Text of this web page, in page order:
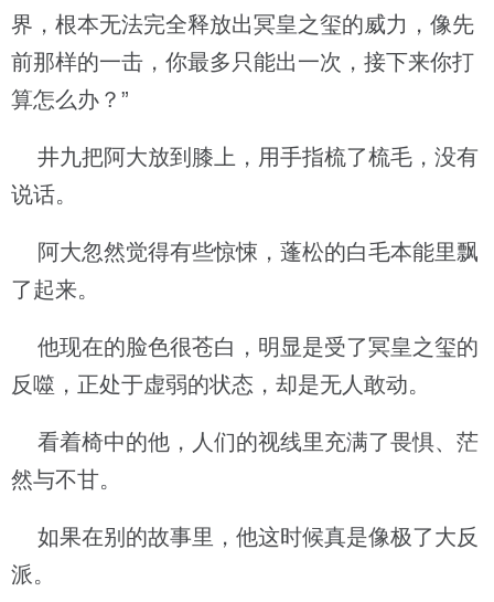
界，根本无法完全释放出冥皇之玺的威力，像先
前那样的一击，你最多只能出一次，接下来你打
算怎么办？”
井九把阿大放到膝上，用手指梳了梳毛，没有
说话。
阿大忽然觉得有些惊悚，蓬松的白毛本能里飘
了起来。
他现在的脸色很苍白，明显是受了冥皇之玺的
反噬，正处于虚弱的状态，却是无人敢动。
看着椅中的他，人们的视线里充满了畏惧、茫
然与不甘。
如果在别的故事里，他这时候真是像极了大反
派。